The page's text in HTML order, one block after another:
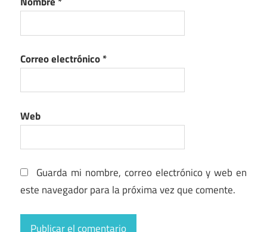
Correo electrónico*
Web
Guarda mi nombre, correo electrónico y web en
este navegador para la próxima vez que comente.